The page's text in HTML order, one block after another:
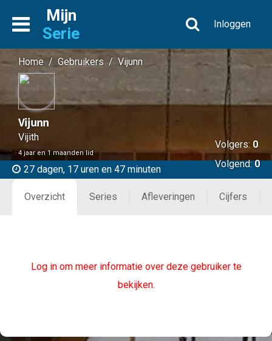
Mijn
Serie
Inloggen
Home / Gebruikers / Vijunn
Vijunn
Vijith
4 jaar en 1 maanden lid
27 dagen, 17 uren en 47 minuten
Volgers: 0
Volgend:0
Overzicht Series Afleveringen Cijfers
Log in om meer informatie over deze gebruiker te
bekijken.